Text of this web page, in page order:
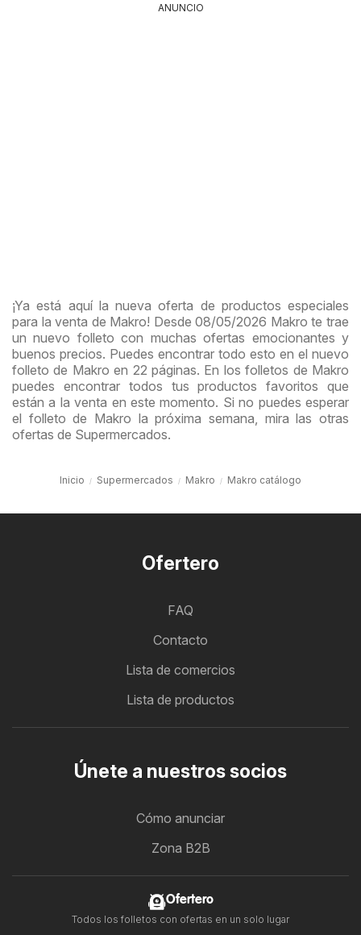
ANUNCIO
¡Ya está aquí la nueva oferta de productos especiales
para la venta de Makro! Desde 08/05/2026 Makro te trae
un nuevo folleto con muchas ofertas emocionantes y
buenos precios. Puedes encontrar todo esto en el nuevo
folleto de Makro en 22 páginas. En los folletos de Makro
puedes encontrar todos tus productos favoritos que
están a la venta en este momento. Si no puedes esperar
el folleto de Makro la próxima semana, mira las otras
ofertas de Supermercados.
Inicio Supermercados Makro Makro catálogo
Ofertero
FAQ
Contacto
Lista de comercios
Lista de productos
Únete a nuestros socios
Cómo anunciar
Zona B2B
Ofertero
Todos los folletos con ofertas en un solo lugar